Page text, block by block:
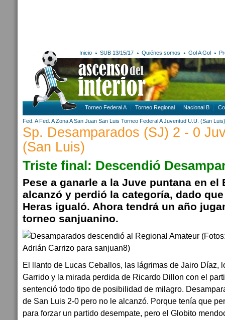
Inicio SUB 13/15/17 Quiénes somos Gol A Gol
Torneo Federal A Torneo Regional Nacional B
Fed. A Fed. A Zona A San Juan San Luis Torneo Federal A Juventud U.U. (San Luis)
Sp. Desamparados (SJ) 2 - 0
(San Luis)
Triste final: Descendió
Pese a ganarle a la Juve puntana en el
alcanzó y perdió la categoría, dado
Heras igualó. Ahora tendrá un año
torneo sanjuanino.
El llanto de Lucas Ceballos, las lágrimas de Jairo Díaz,
Garrido y la mirada perdida de Ricardo Dillon con el
sentenció todo tipo de posibilidad de milagro.
de San Luis 2-0 pero no le alcanzó. Porque tenía que
para forzar un partido desempate, pero el Globito